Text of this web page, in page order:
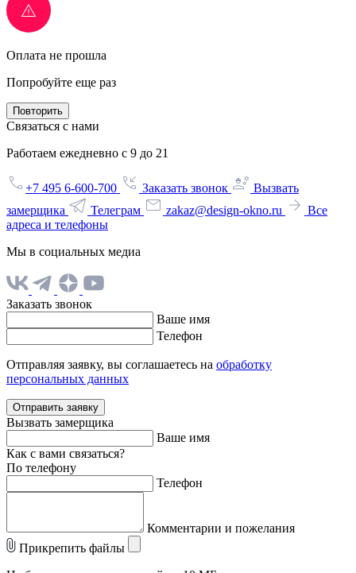
Оплата не прошла
Попробуйте еще раз
Повторить
Связаться с нами
Работаем ежедневно с 9 до 21
+7 495 6-600-700 Заказать звонок
Вызвать
замерщика
Телеграм zakaz@design-okno.ru
Все
адреса и телефоны
Мы в социальных медиа
Заказать звонок
Ваше имя
Телефон
Отправляя заявку, вы соглашаетесь на обработку
персональных данных
Отправить заявку
Вызвать замерщика
Ваше имя
Как с вами связаться?
По телефону
Телефон
Комментарии и пожелания
Прикрепить файлы